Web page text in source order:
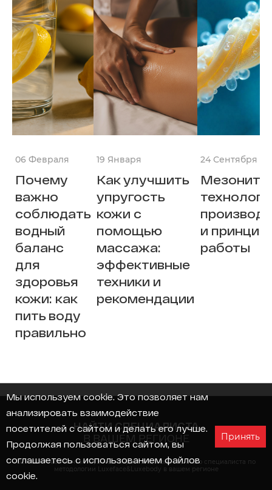
06 Февраля
Почему
важно
соблюдать
водный
баланс
для
здоровья
кожи: как
пить воду
правильно
19 Января
Как улучшить
упругость
кожи с
помощью
массажа:
эффективные
техники и
рекомендации
24 Сентября
Мезонити:
и принцип
работы
НАЙТИ СПЕЦИАЛИСТА
В ВАШЕМ РЕГИОНЕ
Оставьте свои контакты, и мы найдём лицензированного специалиста по
методологии Luxeface&Luxebody в вашем регионе
Мы используем cookie. Это позволяет нам
анализировать взаимодействие
посетителей с сайтом и делать его лучше.
Продолжая пользоваться сайтом, вы
соглашаетесь с использованием файлов
cookie.
Принять